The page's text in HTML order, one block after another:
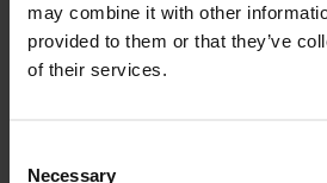
may combine it with other
provided to them or that they’ve
of their services.
Necessary
Så på